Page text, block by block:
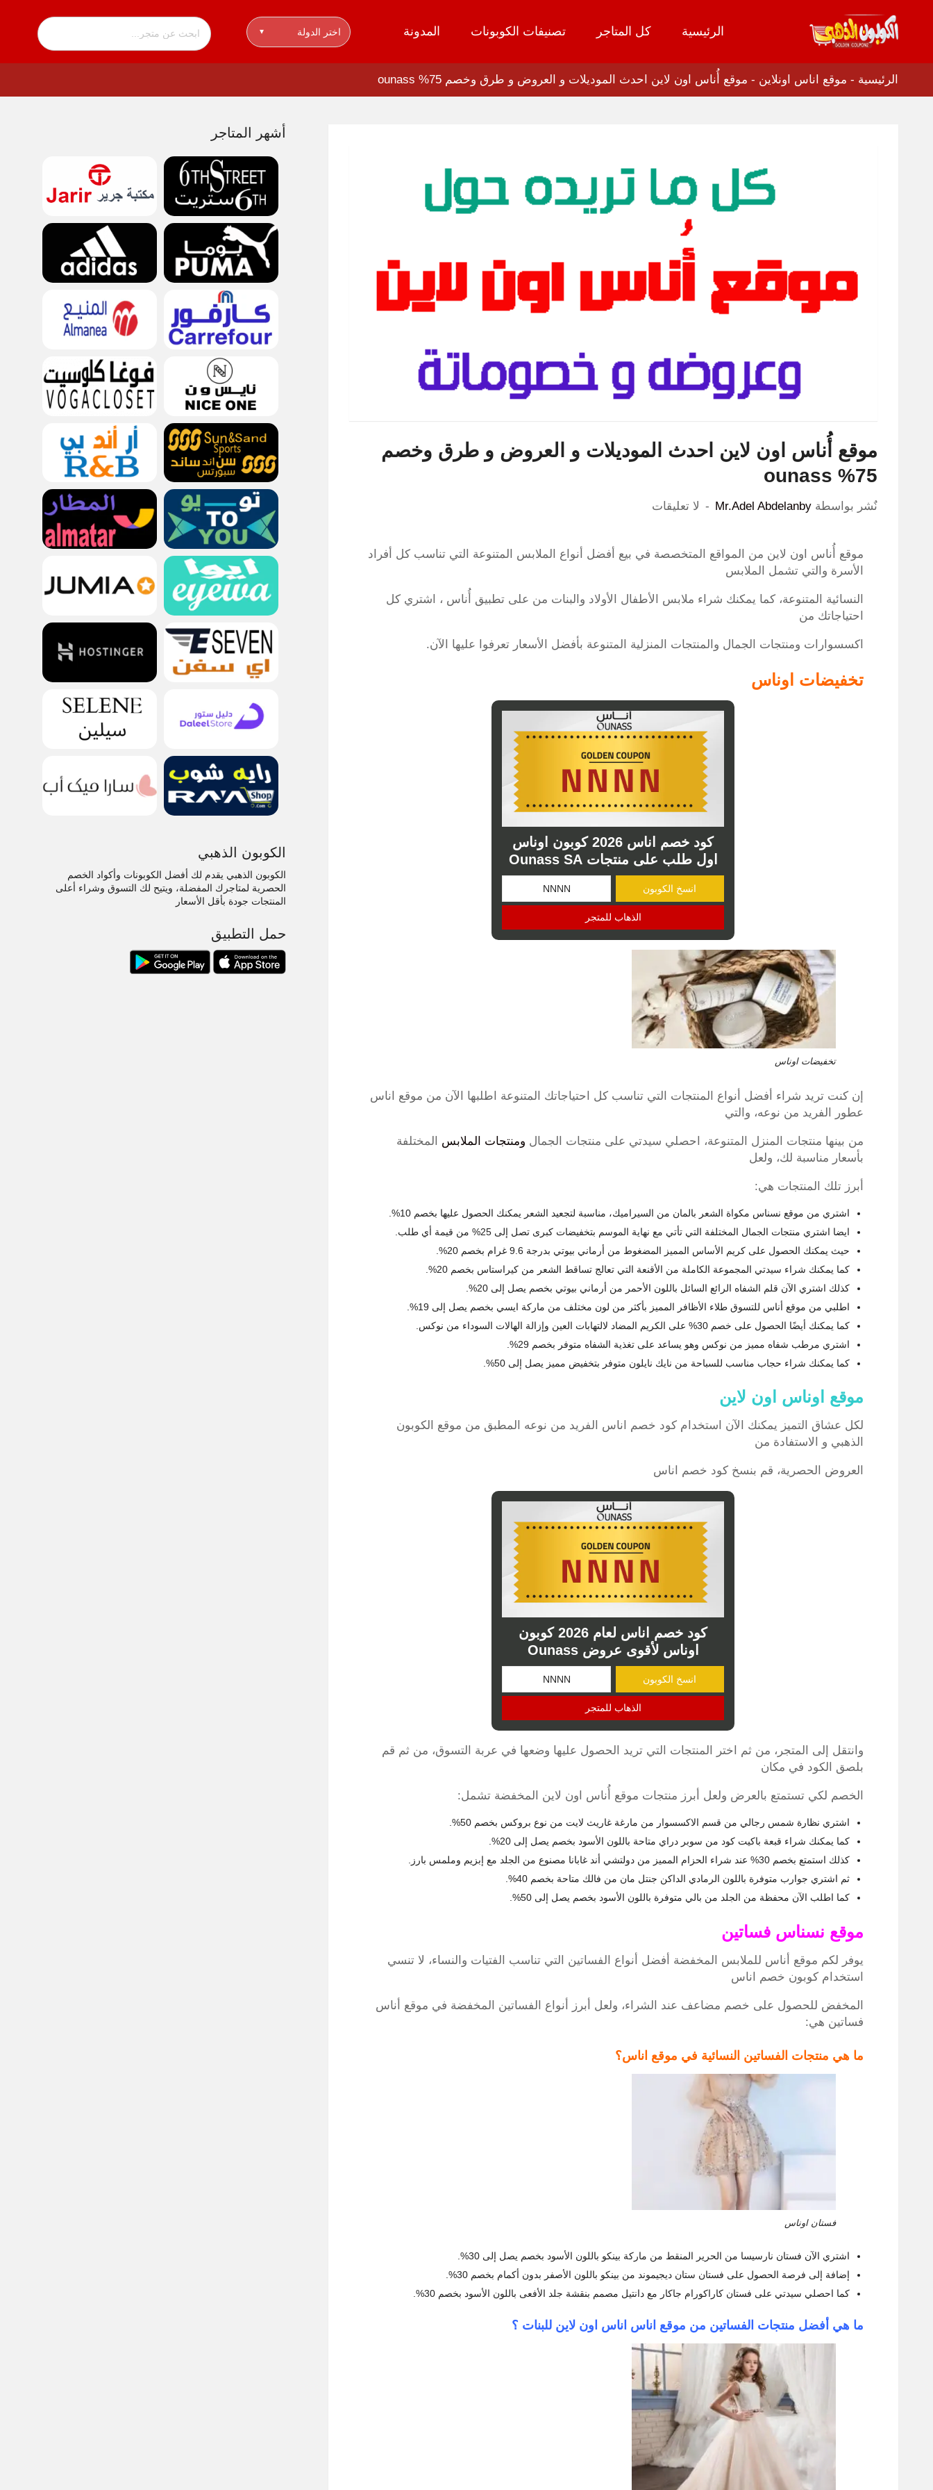
تخطي
المحتوى
الرئيسية كل المتاجر تصنيفات الكوبونات المدونة اختر الدولة ▾
الرئيسية - موقع اناس اونلاين - موقع أُناس اون لاين احدث الموديلات و العروض و طرق وخصم 75% ounass
موقع أُناس اون لاين احدث الموديلات و العروض و طرق وخصم
75% ounass
نٌشر بواسطة Mr.Adel Abdelanby لا تعليقات
موقع أُناس اون لاين من المواقع المتخصصة في بيع أفضل أنواع الملابس المتنوعة التي تناسب كل أفراد
الأسرة والتي تشمل الملابس
النسائية المتنوعة، كما يمكنك شراء ملابس الأطفال الأولاد والبنات من على تطبيق أُناس ، اشتري كل
احتياجاتك من
اكسسوارات ومنتجات الجمال والمنتجات المنزلية المتنوعة بأفضل الأسعار تعرفوا عليها الآن.
تخفيضات اوناس
كود خصم اناس 2026 كوبون اوناس
اول طلب على منتجات Ounass SA
انسخ الكوبون
الذهاب للمتجر
تخفيضات اوناس
إن كنت تريد شراء أفضل أنواع المنتجات التي تناسب كل احتياجاتك المتنوعة اطلبها الآن من موقع اناس
عطور الفريد من نوعه، والتي
من بينها منتجات المنزل المتنوعة، احصلي سيدتي على منتجات الجمال ومنتجات الملابس
المختلفة
بأسعار مناسبة لك، ولعل
أبرز تلك المنتجات هي:
اشتري من موقع نسناس مكواة الشعر بالمان من السيراميك، مناسبة لتجعيد الشعر يمكنك الحصول عليها بخصم 10%.
ايضا اشتري منتجات الجمال المختلفة التي تأتي مع نهاية الموسم بتخفيضات كبرى تصل إلى 25% من قيمة أي طلب.
حيث يمكنك الحصول على كريم الأساس المميز المضغوط من أرماني بيوتي بدرجة 9.6 غرام بخصم 20%.
كما يمكنك شراء سيدتي المجموعة الكاملة من الأقنعة التي تعالج تساقط الشعر من كيراستاس بخصم 20%.
كذلك اشتري الآن قلم الشفاه الرائع السائل باللون الأحمر من أرماني بيوتي بخصم يصل إلى 20%.
اطلبي من موقع أناس للتسوق طلاء الأظافر المميز بأكثر من لون مختلف من ماركة ايسي بخصم يصل إلى 19%.
كما يمكنك أيضًا الحصول على خصم 30% على الكريم المضاد لالتهابات العين وإزالة الهالات السوداء من نوكس.
اشتري مرطب شفاه مميز من نوكس وهو يساعد على تغذية الشفاه متوفر بخصم 29%.
كما يمكنك شراء حجاب مناسب للسباحة من نايك نايلون متوفر بتخفيض مميز يصل إلى 50%.
موقع اوناس اون لاين
لكل عشاق التميز يمكنك الآن استخدام كود خصم اناس الفريد من نوعه المطبق من موقع الكوبون
الذهبي و الاستفادة من
العروض الحصرية، قم بنسخ كود خصم اناس
كود خصم اناس لعام 2026 كوبون
اوناس لأقوى عروض Ounass
انسخ الكوبون
الذهاب للمتجر
وانتقل إلى المتجر، من ثم اختر المنتجات التي تريد الحصول عليها وضعها في عربة التسوق، من ثم قم
بلصق الكود في مكان
الخصم لكي تستمتع بالعرض ولعل أبرز منتجات موقع أُناس اون لاين المخفضة تشمل:
اشتري نظارة شمس رجالي من قسم الاكسسوار من مارغة غاريث لايت من نوع بروكس بخصم 50%.
كما يمكنك شراء قبعة باكيت كود من سوبر دراي متاحة باللون الأسود بخصم يصل إلى 20%.
كذلك استمتع بخصم 30% عند شراء الحزام المميز من دولتشي أند غابانا مصنوع من الجلد مع إبزيم وملمس بارز.
ثم اشتري جوارب متوفرة باللون الرمادي الداكن جنتل مان من فالك متاحة بخصم 40%.
كما اطلب الآن محفظة من الجلد من بالي متوفرة باللون الأسود بخصم يصل إلى 50%.
موقع نسناس فساتين
يوفر لكم موقع أناس للملابس المخفضة أفضل أنواع الفساتين التي تناسب الفتيات والنساء، لا تنسي
استخدام كوبون خصم اناس
المخفض للحصول على خصم مضاعف عند الشراء، ولعل أبرز أنواع الفساتين المخفضة في موقع أناس
فساتين هي:
ما هي منتجات الفساتين النسائية في موقع اناس؟
فستان اوناس
اشتري الآن فستان نارسيسا من الحرير المنقط من ماركة بينكو باللون الأسود بخصم يصل إلى 30%.
إضافة إلى فرصة الحصول على فستان ستان ديجيموند من بينكو باللون الأصفر بدون أكمام بخصم 30%.
كما احصلي سيدتي على فستان كاراكورام جاكار مع دانتيل مصمم بنقشة جلد الأفعى باللون الأسود بخصم 30%.
ما هي أفضل منتجات الفساتين من موقع اناس اناس اون لاين للبنات ؟
أشهر المتاجر
الكوبون الذهبي
الكوبون الذهبي يقدم لك أفضل الكوبونات وأكواد الخصم
الحصرية لمتاجرك المفضلة، ويتيح لك التسوق وشراء أعلى
المنتجات جودة بأقل الأسعار
حمل التطبيق